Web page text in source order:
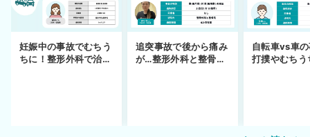
妊娠中の事故でむちう
ちに！整形外科で治療
追突事故で後から痛み
が…整形外科と整骨院
自転車vs車
打撲やむちう